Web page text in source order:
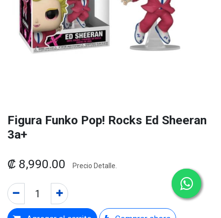
Figura Funko Pop! Rocks Ed Sheeran
3a+
₡ 8,990.00 Precio Detalle.